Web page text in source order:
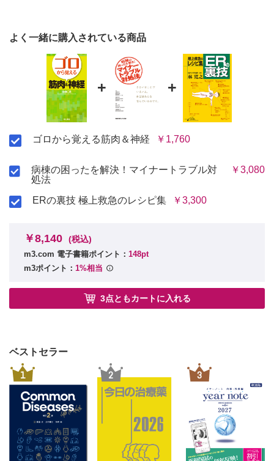
よく一緒に購入されている商品
+ +
ゴロから覚える筋肉＆神経 ￥1,760
病棟の困ったを解決！マイナートラブル対
処法
￥3,080
ERの裏技 極上救急のレシピ集 ￥3,300
￥8,140 (税込)
m3.com 電子書籍ポイント： 148pt
m3ポイント： 1%相当
3点ともカートに入れる
ベストセラー
1 2 3